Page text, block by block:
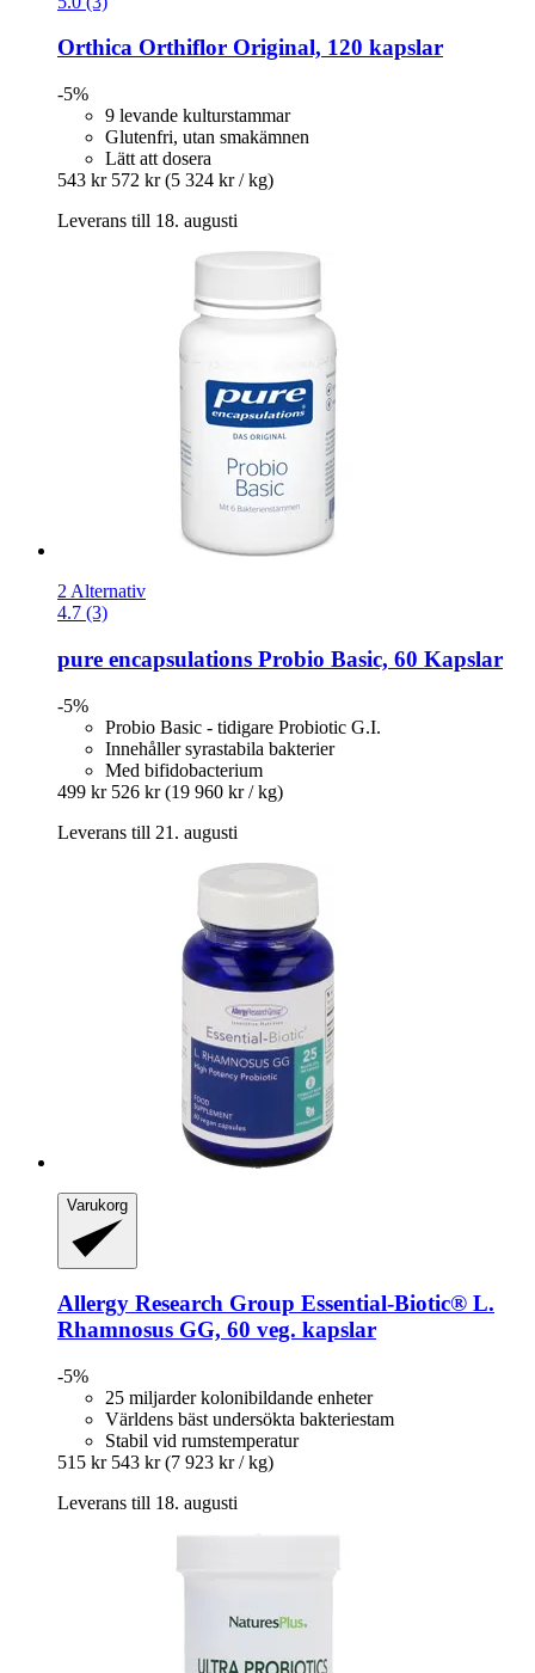
Orthica Orthiflor Original, 120 kapslar
-5%
9 levande kulturstammar
Glutenfri, utan smakämnen
Lätt att dosera
543 kr 572 kr (5 324 kr / kg)
Leverans till 18. augusti
2 Alternativ
4.7 (3)
pure encapsulations Probio Basic, 60 Kapslar
-5%
Probio Basic - tidigare Probiotic G.I.
Innehåller syrastabila bakterier
Med bifidobacterium
499 kr 526 kr (19 960 kr / kg)
Leverans till 21. augusti
Varukorg
Allergy Research Group Essential-​Biotic® L.
Rhamnosus GG, 60 veg. kapslar
-5%
25 miljarder kolonibildande enheter
Världens bäst undersökta bakteriestam
Stabil vid rumstemperatur
515 kr 543 kr (7 923 kr / kg)
Leverans till 18. augusti